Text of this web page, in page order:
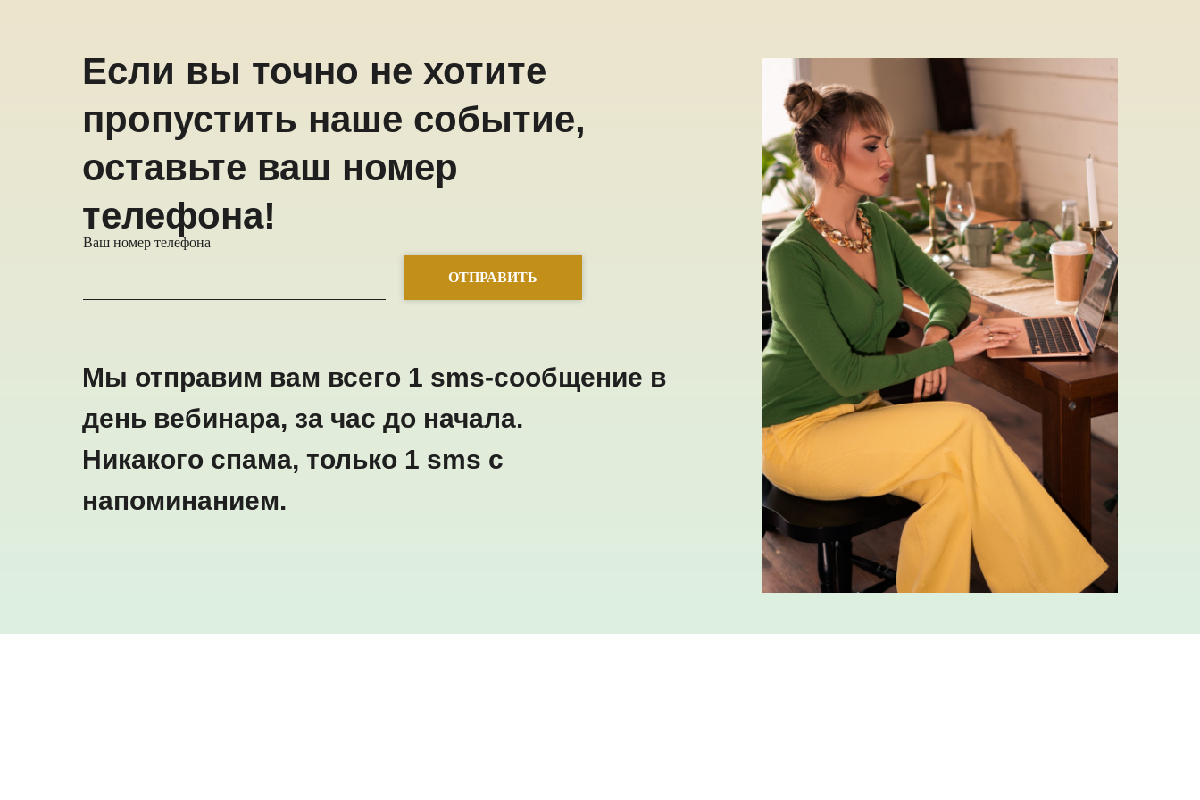
Ваш номер телефона
ОТПРАВИТЬ
Если вы точно не хотите
пропустить наше событие,
оставьте ваш номер
телефона!
Мы отправим вам всего 1 sms-сообщение в
день вебинара, за час до начала.
Никакого спама, только 1 sms с
напоминанием.